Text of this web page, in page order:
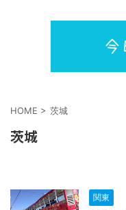
HOME > 茨城
茨城
関東